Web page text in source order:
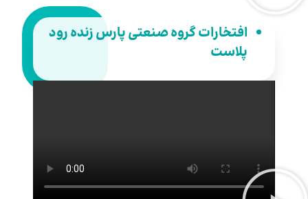
افتخارات گروه صنعتی پارس زنده رود
پلاست